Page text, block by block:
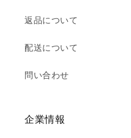
返品について
配送について
問い合わせ
企業情報